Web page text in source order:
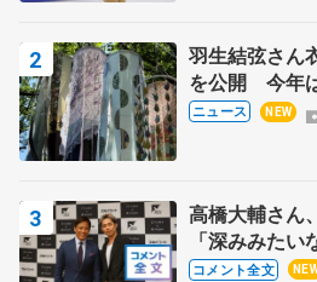
羽生結弦さん
を公開 今年
の瑞鳳殿
ニュース NEW
高橋大輔さん
「深みみた
る？」 〝兄
コメント全文